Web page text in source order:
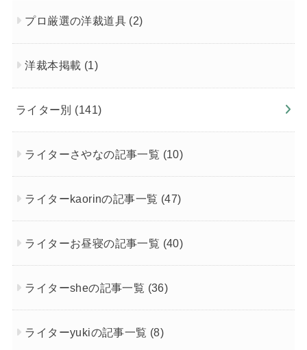
プロ厳選の洋裁道具 (2)
洋裁本掲載 (1)
ライター別 (141)
ライターさやなの記事一覧 (10)
ライターkaorinの記事一覧 (47)
ライターお昼寝の記事一覧 (40)
ライターsheの記事一覧 (36)
ライターyukiの記事一覧 (8)